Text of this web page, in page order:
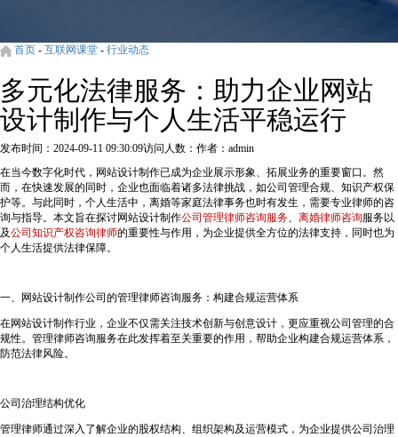
首页 - 互联网课堂 - 行业动态
多元化法律服务：助力企业网站
设计制作与个人生活平稳运行
发布时间：2024-09-11 09:30:09访问人数： 作者：admin
在当今数字化时代，网站设计制作已成为企业展示形象、拓展业务的重要窗口。然
而，在快速发展的同时，企业也面临着诸多法律挑战，如公司管理合规、知识产权保
护等。与此同时，个人生活中，离婚等家庭法律事务也时有发生，需要专业律师的咨
询与指导。本文旨在探讨网站设计制作公司管理律师咨询服务、 离婚律师咨询服务以
及公司知识产权咨询律师的重要性与作用，为企业提供全方位的法律支持，同时也为
个人生活提供法律保障。
一、网站设计制作公司的管理律师咨询服务：构建合规运营体系
在网站设计制作行业，企业不仅需关注技术创新与创意设计，更应重视公司管理的合
规性。管理律师咨询服务在此发挥着至关重要的作用，帮助企业构建合规运营体系，
防范法律风险。
公司治理结构优化
管理律师通过深入了解企业的股权结构、组织架构及运营模式，为企业提供公司治理